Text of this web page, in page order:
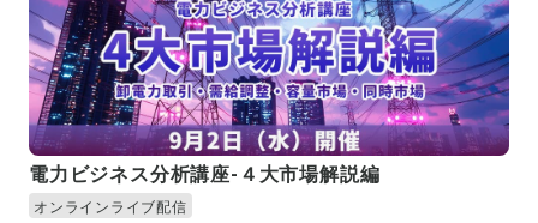
電力ビジネス分析講座-４大市場解説編
オンラインライブ配信